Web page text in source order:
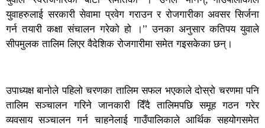
युवाहरुलाई सरकारी सेवामा प्रवेग गराउन र रोजगारीका अवसर सिर्जना
गर्न तयारी कक्षा संचालन गरेको हो ।’’ उनका अनुसार कतिपय युवाले
सीपमुलक तालिम लिएर वैदेशिक रोजगारीमा समेत गइसकेका छन्।
उपाध्यक्ष बानोले पहिलो चरणका तालिम सफल भएकाले दोस्रो चरणमा पनि
तालिम सञ्चालन गरिने जानकारी दिँदै तालिमपछि समूह गठन गरेर
व्यवसाय सञ्चालन गर्न चाहनेलाई गाउँपालिकाले आर्थिक सहयोगसमेत